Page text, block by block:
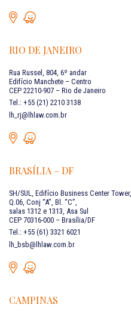
RIO DE JANEIRO
Rua Russel, 804, 6º andar
Edifício Manchete – Centro
CEP 22210-907 – Rio de Janeiro
Tel.: +55 (21) 2210 3138
lh_rj@lhlaw.com.br
BRASÍLIA – DF
SH/SUL, Edifício Business Center Tower,
Q.06, Conj “A”, Bl. “C”,
salas 1312 e 1313, Asa Sul
CEP 70316-000 – Brasília/DF
Tel.: +55 (61) 3321 6021
lh_bsb@lhlaw.com.br
CAMPINAS